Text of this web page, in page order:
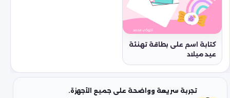
كتابة اسم على بطاقة تهنئة
عيد ميلاد
تجربة سريعة وواضحة على جميع الأجهزة.